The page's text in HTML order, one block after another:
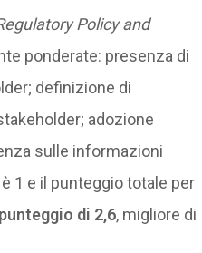
Policy and
ponderate: presenza di
definizione di
adozione
sulle informazioni
1 e il punteggio totale per
di 2,6, migliore di